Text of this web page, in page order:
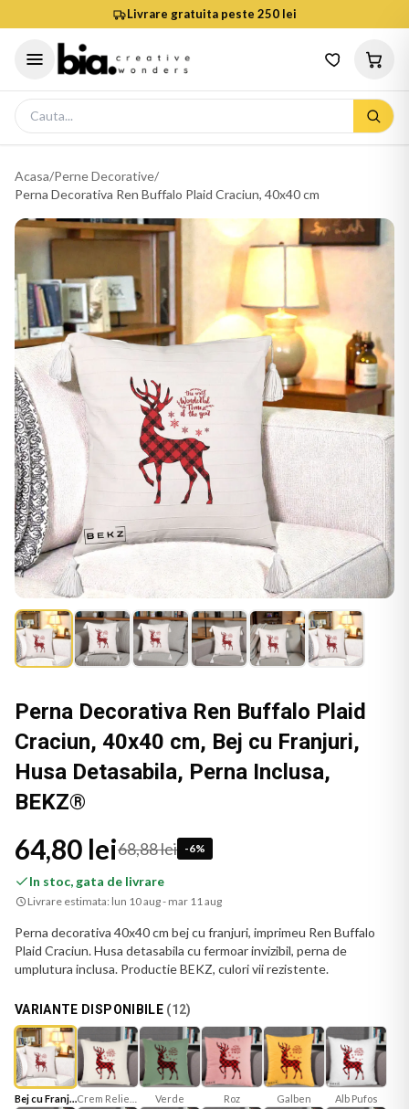
Livrare gratuita peste 250 lei
Acasa/Perne Decorative/
Perna Decorativa Ren Buffalo Plaid Craciun, 40x40 cm
Perna Decorativa Ren Buffalo Plaid
Craciun, 40x40 cm, Bej cu Franjuri,
Husa Detasabila, Perna Inclusa,
BEKZ®
64,80 lei68,88 lei -6%
In stoc, gata de livrare
Livrare estimata: lun 10 aug - mar 11 aug
Perna decorativa 40x40 cm bej cu franjuri, imprimeu Ren Buffalo
Plaid Craciun. Husa detasabila cu fermoar invizibil, perna de
umplutura inclusa. Productie BEKZ, culori vii rezistente.
VARIANTE DISPONIBILE (12)
Bej cu Franjuri Verde Roz Galben Alb Pufos